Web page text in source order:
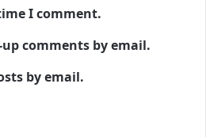
I comment.
comments by email.
by email.